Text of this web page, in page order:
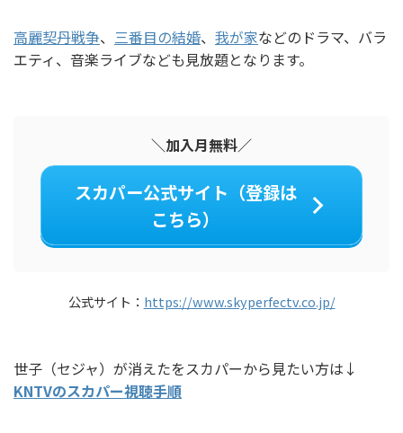
高麗契丹戦争、 三番目の結婚、 我が家などのドラマ、バラ
エティ、音楽ライブなども見放題となります。
＼加入月無料／
スカパー公式サイト（登録は
こちら）
公式サイト： https://www.skyperfectv.co.jp/
世子（セジャ）が消えたをスカパーから見たい方は↓
KNTVのスカパー視聴手順